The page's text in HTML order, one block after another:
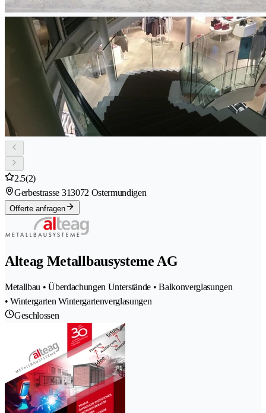
2.5(2)
Gerbestrasse 313072 Ostermundigen
Offerte anfragen
Alteag Metallbausysteme AG
Metallbau • Überdachungen Unterstände • Balkonverglasungen
• Wintergarten Wintergartenverglasungen
Geschlossen